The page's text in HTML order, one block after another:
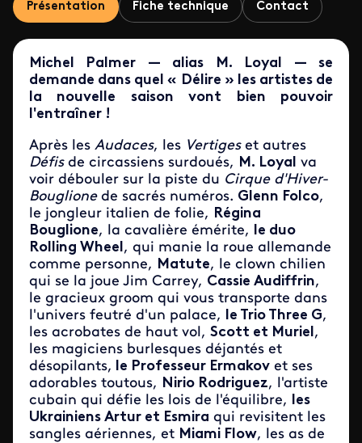
Présentation Fiche technique Contact
Michel Palmer — alias M. Loyal — se
demande dans quel « Délire » les artistes de
la nouvelle saison vont bien pouvoir
l'entraîner !
Après les Audaces, les Vertiges et autres
Défis de circassiens surdoués, M. Loyal va
voir débouler sur la piste du Cirque d'Hiver-
Bouglionede sacrés numéros. Glenn Folco,
le jongleur italien de folie, Régina
Bouglione, la cavalière émérite, le duo
Rolling Wheel, qui manie la roue allemande
comme personne, Matute, le clown chilien
qui se la joue Jim Carrey, Cassie Audiffrin,
le gracieux groom qui vous transporte dans
l'univers feutré d'un palace, le Trio Three G,
les acrobates de haut vol, Scott et Muriel,
les magiciens burlesques déjantés et
désopilants, le Professeur Ermakov et ses
adorables toutous, Nirio Rodriguez, l'artiste
cubain qui défie les lois de l'équilibre, les
Ukrainiens Artur et Esmira qui revisitent les
sangles aériennes, et Miami Flow, les as de